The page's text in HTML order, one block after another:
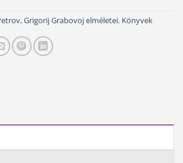
Grigorij Grabovoj elméletei, Könyvek